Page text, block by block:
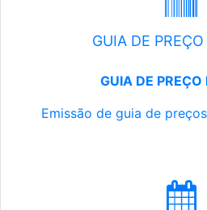
GUIA DE
GUIA DE PREÇO
Emissão de guia de